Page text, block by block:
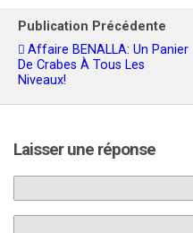
Publication Précédente
Affaire BENALLA: Un Panier
De Crabes À Tous Les
Niveaux!
Laisser une réponse